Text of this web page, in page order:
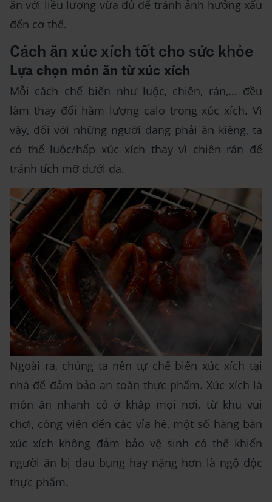
ăn với liều lượng vừa đủ để tránh ảnh hưởng xấu
đến cơ thể.
Cách ăn xúc xích tốt cho sức khỏe
Lựa chọn món ăn từ xúc xích
Mỗi cách chế biến như luộc, chiên, rán,... đều
làm thay đổi hàm lượng calo trong xúc xích. Vì
vậy, đối với những người đang phải ăn kiêng, ta
có thể luộc/hấp xúc xích thay vì chiên rán để
tránh tích mỡ dưới da.
Ngoài ra, chúng ta nên tự chế biến xúc xích tại
nhà để đảm bảo an toàn thực phẩm. Xúc xích là
món ăn nhanh có ở khắp mọi nơi, từ khu vui
chơi, công viên đến các vỉa hè, một số hàng bán
xúc xích không đảm bảo vệ sinh có thể khiến
người ăn bị đau bụng hay nặng hơn là ngộ độc
thực phẩm.